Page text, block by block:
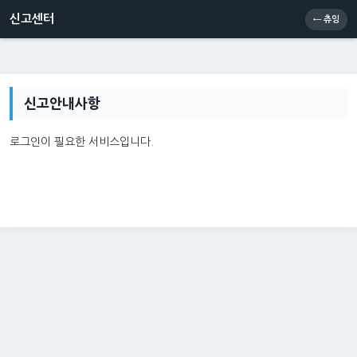
신고센터 메인
신고센터 ← 츄잉
신고안내사항
로그인이 필요한 서비스입니다.